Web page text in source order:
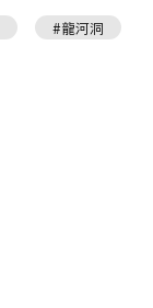
龍河洞